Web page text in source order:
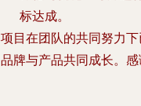
标达成。
目在团队的共同努力
牌与产品共同成长。感